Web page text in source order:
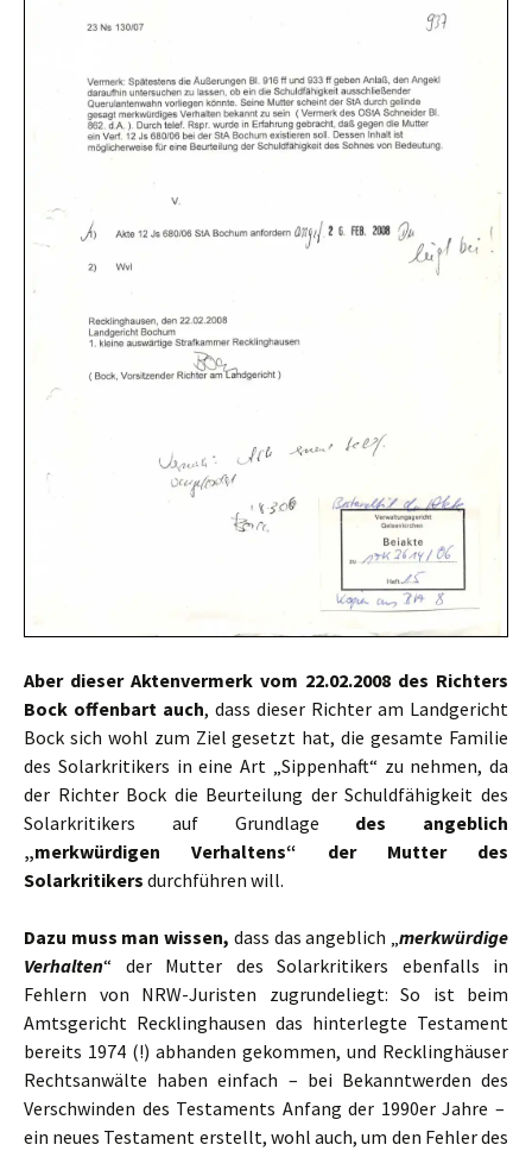
Aber dieser Aktenvermerk vom 22.02.2008 des Richters
Bock offenbart auch, dass dieser Richter am Landgericht
Bock sich wohl zum Ziel gesetzt hat, die gesamte Familie
des Solarkritikers in eine Art „Sippenhaft“ zu nehmen, da
der Richter Bock die Beurteilung der Schuldfähigkeit des
Solarkritikers auf Grundlage des angeblich
„merkwürdigen Verhaltens“ der Mutter des
Solarkritikers durchführen will.
Dazu muss man wissen, dass das angeblich „merkwürdige
Verhalten“ der Mutter des Solarkritikers ebenfalls in
Fehlern von NRW-Juristen zugrundeliegt: So ist beim
Amtsgericht Recklinghausen das hinterlegte Testament
bereits 1974 (!) abhanden gekommen, und Recklinghäuser
Rechtsanwälte haben einfach – bei Bekanntwerden des
Verschwinden des Testaments Anfang der 1990er Jahre –
ein neues Testament erstellt, wohl auch, um den Fehler des